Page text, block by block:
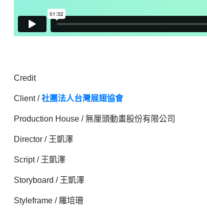
Credit
Client /社團法人台灣展翅協會
Production House / 無厘頭動畫股份有限公司
Director / 王凱澤
Script / 王凱澤
Storyboard / 王凱澤
Styleframe / 羅培珊